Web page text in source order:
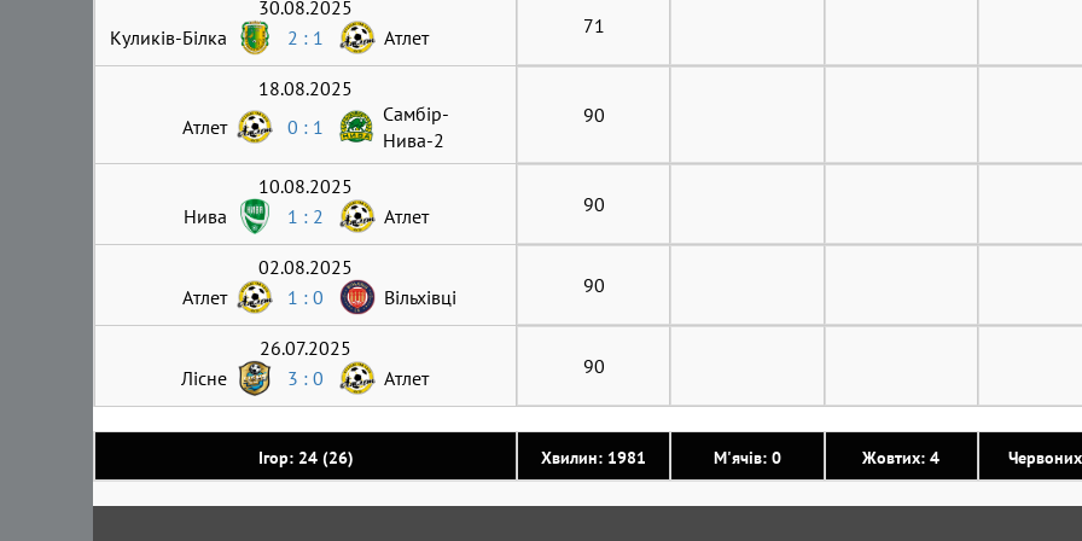
Ігор: 24 (26) Хвилин: 1981 М'ячів: 0 Жовтих: 4
30.08.2025
Куликів-Білка
2 : 1 Атлет 71
18.08.2025
Атлет
0 : 1
Самбір-
Нива-2
90
10.08.2025
Нива
1 : 2 Атлет 90
02.08.2025
Атлет
1 : 0 Вільхівці 90
26.07.2025
Лісне
3 : 0 Атлет 90